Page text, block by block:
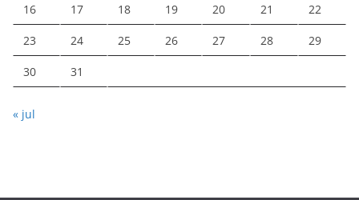
16 17 18 19 20 21 22
23 24 25 26 27 28 29
30 31
« jul